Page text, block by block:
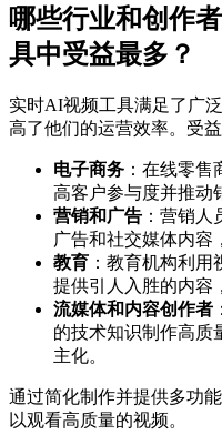
哪些行业和创作
具中受益最多？
实时AI视频工具满足了广
高了他们的运营效率。受
电子商务 ：在线零
高客户参与度并推动
营销和广告 ：营销
广告和社交媒体内容
教育 ：教育机构利
提供引人入胜的内容
流媒体和内容创作者
的技术知识制作高质
主化。
通过简化制作并提供多功
以观看高质量的视频。